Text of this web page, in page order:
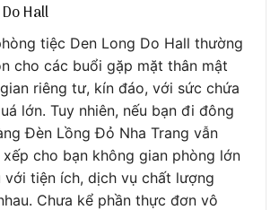
Hall
tiệc Den Long Do Hall thường
cho các buổi gặp mặt thân mật
riêng tư, kín đáo, với sức chứa
lớn. Tuy nhiên, nếu bạn đi đông
Đèn Lồng Đỏ Nha Trang vẫn
cho bạn không gian phòng lớn
với tiện ích, dịch vụ chất lượng
Chưa kể phần thực đơn vô